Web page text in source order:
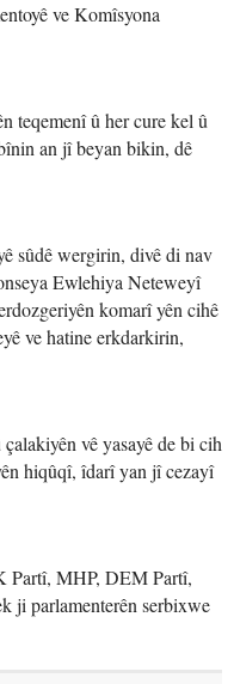
ve Komîsyona
teqemenî û her cure kel û
an jî beyan bikin, dê
sûdê wergirin, divê di nav
Ewlehiya Neteweyî
komarî yên cihê
ve hatine erkdarkirin,
vê yasayê de bi cih
hiqûqî, îdarî yan jî cezayî
Partî, MHP, DEM Partî,
ji parlamenterên serbixwe